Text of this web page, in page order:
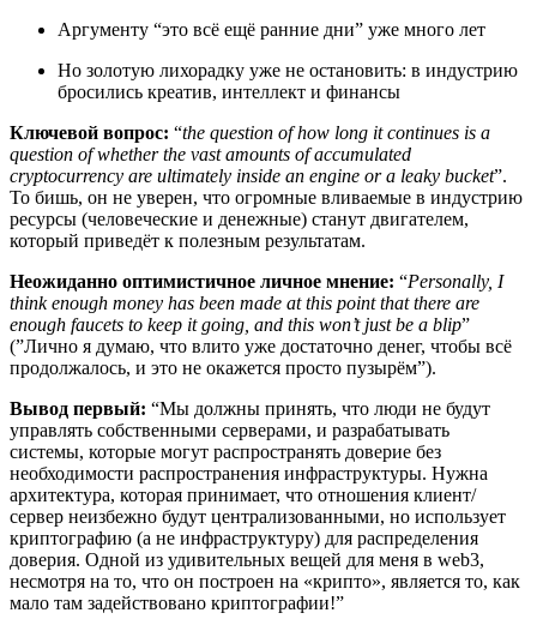
Аргументу “это всё ещё ранние дни” уже много лет
Но золотую лихорадку уже не остановить: в индустрию
бросились креатив, интеллект и финансы
Ключевой вопрос: “the question of how long it continues is a
question of whether the vast amounts of accumulated
cryptocurrency are ultimately inside an engine or a leaky bucket”.
То бишь, он не уверен, что огромные вливаемые в индустрию
ресурсы (человеческие и денежные) станут двигателем,
который приведёт к полезным результатам.
Неожиданно оптимистичное личное мнение: “Personally, I
think enough money has been made at this point that there are
enough faucets to keep it going, and this won’t just be a blip”
(”Лично я думаю, что влито уже достаточно денег, чтобы всё
продолжалось, и это не окажется просто пузырём”).
Вывод первый: “Мы должны принять, что люди не будут
управлять собственными серверами, и разрабатывать
системы, которые могут распространять доверие без
необходимости распространения инфраструктуры. Нужна
архитектура, которая принимает, что отношения клиент/
сервер неизбежно будут централизованными, но использует
криптографию (а не инфраструктуру) для распределения
доверия. Одной из удивительных вещей для меня в web3,
несмотря на то, что он построен на «крипто», является то, как
мало там задействовано криптографии!”